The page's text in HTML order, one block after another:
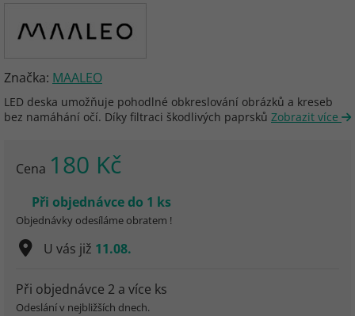
Značka: MAALEO
LED deska umožňuje pohodlné obkreslování obrázků a kreseb
bez namáhání očí. Díky filtraci škodlivých paprsků Zobrazit více
Cena 180 Kč
Při objednávce do 1 ks
Objednávky odesíláme obratem !
U vás již 11.08.
Při objednávce 2 a více ks
Odeslání v nejbližších dnech.